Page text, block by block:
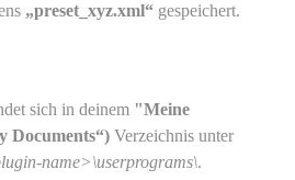
„preset_xyz.xml“ gespeichert.
sich in deinem "Meine
Documents“) Verzeichnis unter
name>\userprograms\.